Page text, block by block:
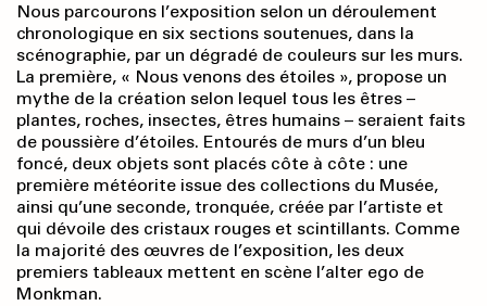
Nous parcourons l’exposition selon un déroulement
chronologique en six sections soutenues, dans la
scénographie, par un dégradé de couleurs sur les murs.
La première, « Nous venons des étoiles », propose un
mythe de la création selon lequel tous les êtres –
plantes, roches, insectes, êtres humains – seraient faits
de poussière d’étoiles. Entourés de murs d’un bleu
foncé, deux objets sont placés côte à côte : une
première météorite issue des collections du Musée,
ainsi qu’une seconde, tronquée, créée par l’artiste et
qui dévoile des cristaux rouges et scintillants. Comme
la majorité des œuvres de l’exposition, les deux
premiers tableaux mettent en scène l’alter ego de
Monkman.